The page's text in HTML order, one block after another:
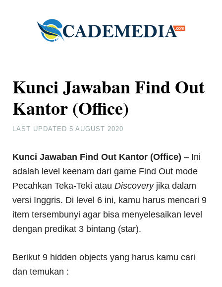
Kunci Jawaban Find Out
Kantor (Office)
LAST UPDATED5 AUGUST 2020
Kunci Jawaban Find Out Kantor (Office) – Ini
adalah level keenam dari game Find Out mode
Pecahkan Teka-Teki atauDiscoveryjika dalam
versi Inggris. Di level 6 ini, kamu harus mencari 9
item tersembunyi agar bisa menyelesaikan level
dengan predikat 3 bintang (star).
Berikut 9 hidden objects yang harus kamu cari
dan temukan :